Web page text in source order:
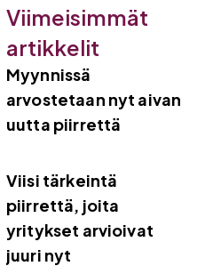
Viimeisimmät
artikkelit
Myynnissä
arvostetaan nyt aivan
uutta piirrettä
Viisi tärkeintä
piirrettä, joita
yritykset arvioivat
juuri nyt